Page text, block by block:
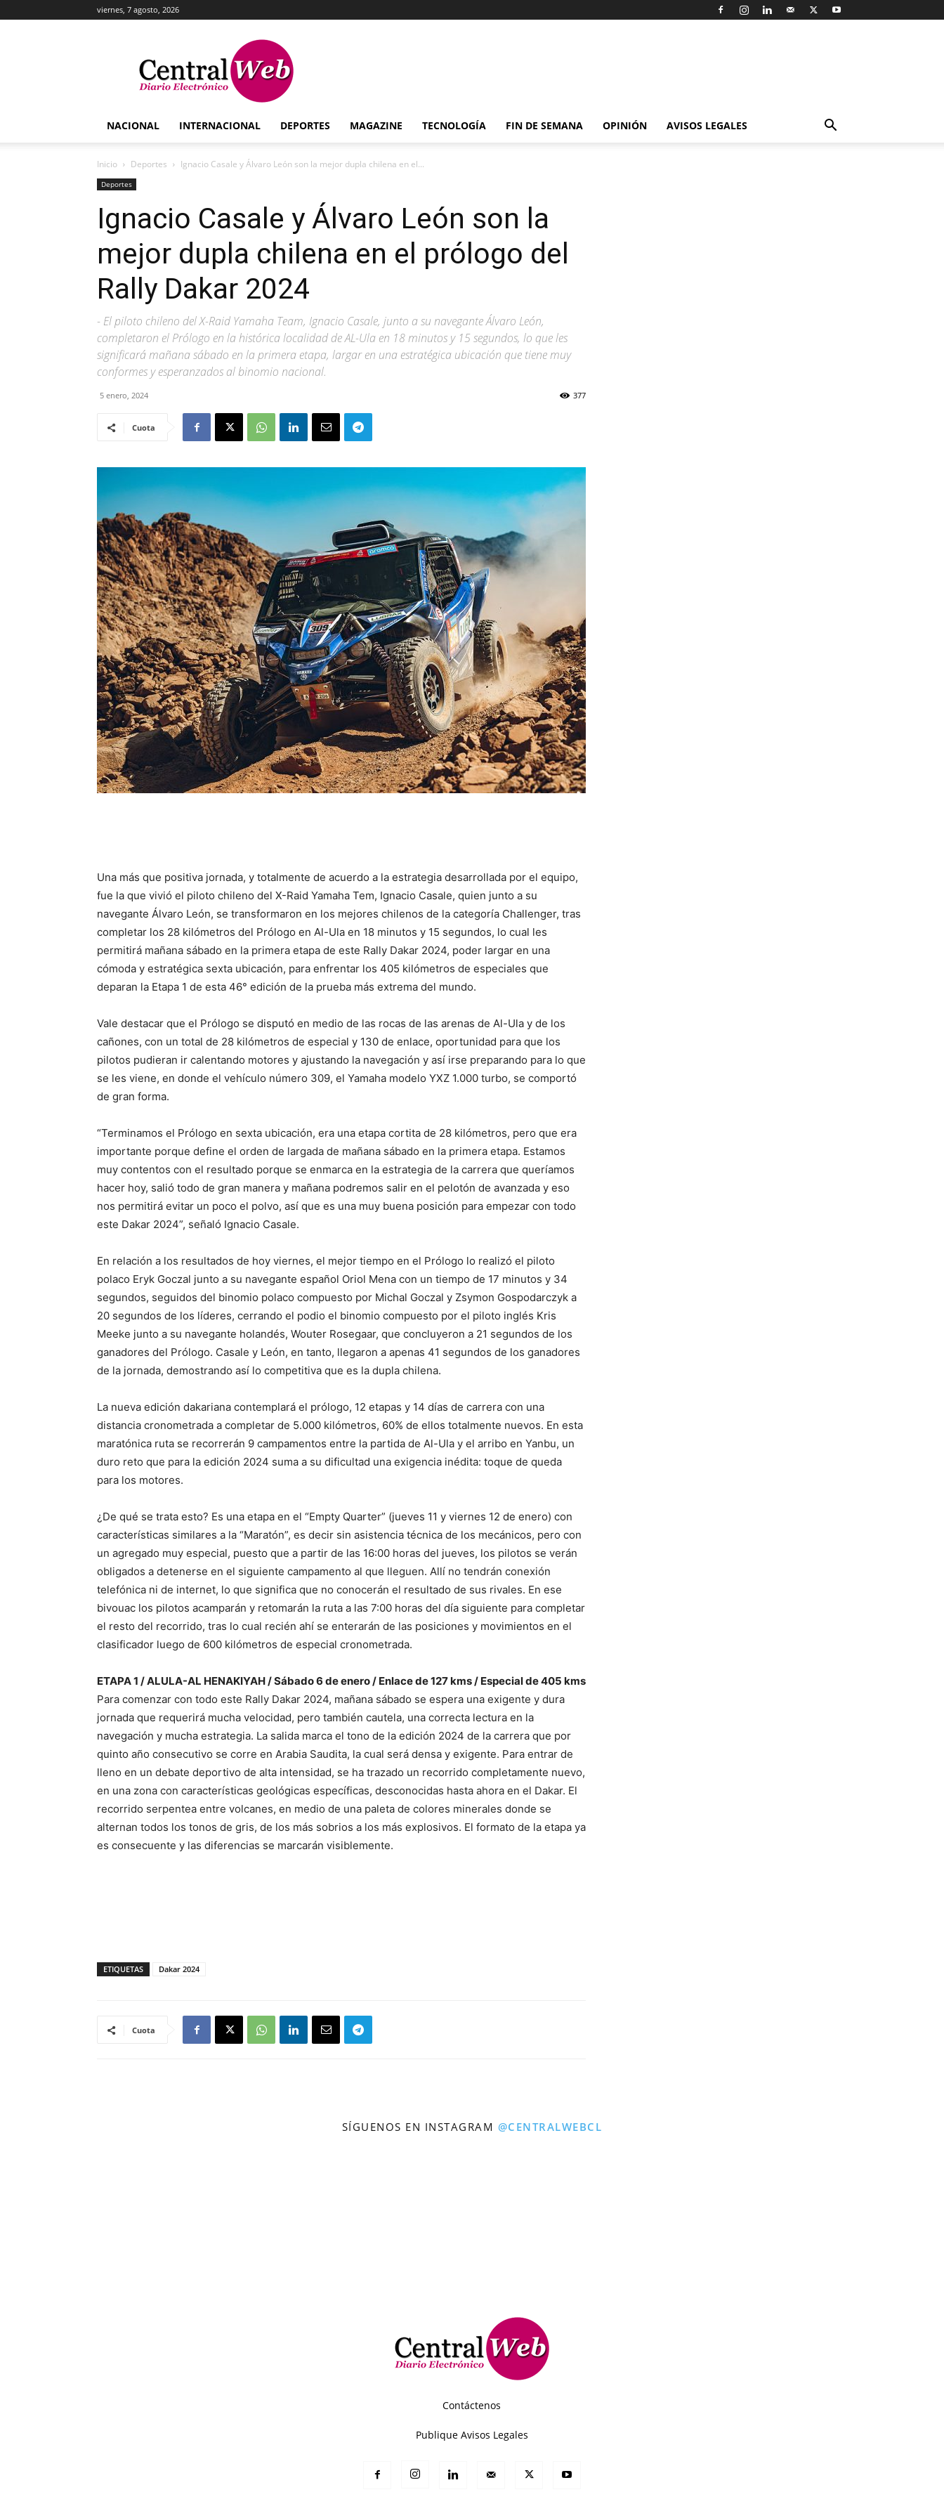
viernes, 7 agosto, 2026
Central
Web
NACIONAL INTERNACIONAL DEPORTES MAGAZINE TECNOLOGÍA FIN DE SEMANA OPINIÓN AVISOS LEGALES
Inicio Deportes Ignacio Casale y Álvaro León son la mejor dupla chilena en el...
Deportes
Ignacio Casale y Álvaro León son la
mejor dupla chilena en el prólogo del
Rally Dakar 2024
- El piloto chileno del X-Raid Yamaha Team, Ignacio Casale, junto a su navegante Álvaro León,
completaron el Prólogo en la histórica localidad de AL-Ula en 18 minutos y 15 segundos, lo que les
significará mañana sábado en la primera etapa, largar en una estratégica ubicación que tiene muy
conformes y esperanzados al binomio nacional.
5 enero, 2024 377
Cuota
Una más que positiva jornada, y totalmente de acuerdo a la estrategia desarrollada por el equipo,
fue la que vivió el piloto chileno del X-Raid Yamaha Tem, Ignacio Casale, quien junto a su
navegante Álvaro León, se transformaron en los mejores chilenos de la categoría Challenger, tras
completar los 28 kilómetros del Prólogo en Al-Ula en 18 minutos y 15 segundos, lo cual les
permitirá mañana sábado en la primera etapa de este Rally Dakar 2024, poder largar en una
cómoda y estratégica sexta ubicación, para enfrentar los 405 kilómetros de especiales que
deparan la Etapa 1 de esta 46° edición de la prueba más extrema del mundo.
Vale destacar que el Prólogo se disputó en medio de las rocas de las arenas de Al-Ula y de los
cañones, con un total de 28 kilómetros de especial y 130 de enlace, oportunidad para que los
pilotos pudieran ir calentando motores y ajustando la navegación y así irse preparando para lo que
se les viene, en donde el vehículo número 309, el Yamaha modelo YXZ 1.000 turbo, se comportó
de gran forma.
“Terminamos el Prólogo en sexta ubicación, era una etapa cortita de 28 kilómetros, pero que era
importante porque define el orden de largada de mañana sábado en la primera etapa. Estamos
muy contentos con el resultado porque se enmarca en la estrategia de la carrera que queríamos
hacer hoy, salió todo de gran manera y mañana podremos salir en el pelotón de avanzada y eso
nos permitirá evitar un poco el polvo, así que es una muy buena posición para empezar con todo
este Dakar 2024”, señaló Ignacio Casale.
En relación a los resultados de hoy viernes, el mejor tiempo en el Prólogo lo realizó el piloto
polaco Eryk Goczal junto a su navegante español Oriol Mena con un tiempo de 17 minutos y 34
segundos, seguidos del binomio polaco compuesto por Michal Goczal y Zsymon Gospodarczyk a
20 segundos de los líderes, cerrando el podio el binomio compuesto por el piloto inglés Kris
Meeke junto a su navegante holandés, Wouter Rosegaar, que concluyeron a 21 segundos de los
ganadores del Prólogo. Casale y León, en tanto, llegaron a apenas 41 segundos de los ganadores
de la jornada, demostrando así lo competitiva que es la dupla chilena.
La nueva edición dakariana contemplará el prólogo, 12 etapas y 14 días de carrera con una
distancia cronometrada a completar de 5.000 kilómetros, 60% de ellos totalmente nuevos. En esta
maratónica ruta se recorrerán 9 campamentos entre la partida de Al-Ula y el arribo en Yanbu, un
duro reto que para la edición 2024 suma a su dificultad una exigencia inédita: toque de queda
para los motores.
¿De qué se trata esto? Es una etapa en el “Empty Quarter” (jueves 11 y viernes 12 de enero) con
características similares a la “Maratón”, es decir sin asistencia técnica de los mecánicos, pero con
un agregado muy especial, puesto que a partir de las 16:00 horas del jueves, los pilotos se verán
obligados a detenerse en el siguiente campamento al que lleguen. Allí no tendrán conexión
telefónica ni de internet, lo que significa que no conocerán el resultado de sus rivales. En ese
bivouac los pilotos acamparán y retomarán la ruta a las 7:00 horas del día siguiente para completar
el resto del recorrido, tras lo cual recién ahí se enterarán de las posiciones y movimientos en el
clasificador luego de 600 kilómetros de especial cronometrada.
ETAPA 1 / ALULA-AL HENAKIYAH / Sábado 6 de enero / Enlace de 127 kms / Especial de 405 kms
Para comenzar con todo este Rally Dakar 2024, mañana sábado se espera una exigente y dura
jornada que requerirá mucha velocidad, pero también cautela, una correcta lectura en la
navegación y mucha estrategia. La salida marca el tono de la edición 2024 de la carrera que por
quinto año consecutivo se corre en Arabia Saudita, la cual será densa y exigente. Para entrar de
lleno en un debate deportivo de alta intensidad, se ha trazado un recorrido completamente nuevo,
en una zona con características geológicas específicas, desconocidas hasta ahora en el Dakar. El
recorrido serpentea entre volcanes, en medio de una paleta de colores minerales donde se
alternan todos los tonos de gris, de los más sobrios a los más explosivos. El formato de la etapa ya
es consecuente y las diferencias se marcarán visiblemente.
ETIQUETAS Dakar 2024
Cuota
SÍGUENOS EN INSTAGRAM @CENTRALWEBCL
Contáctenos
Publique Avisos Legales